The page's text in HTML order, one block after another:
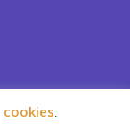
cookies.